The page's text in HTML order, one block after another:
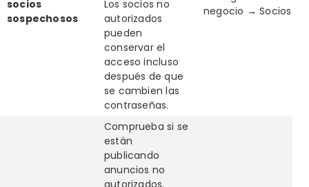
socios
sospechosos
Los socios no
autorizados
pueden
conservar el
acceso incluso
después de que
se cambien las
contraseñas.
negocio → Socios
Comprueba si se
están
publicando
anuncios no
autorizados.